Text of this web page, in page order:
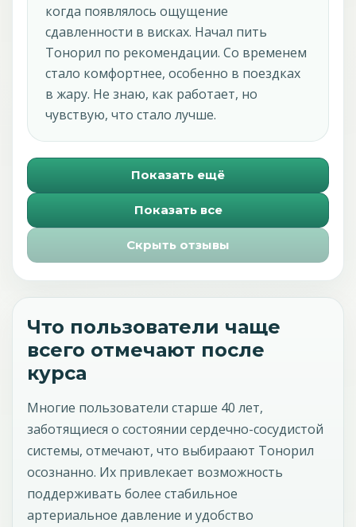
когда появлялось ощущение
сдавленности в висках. Начал пить
Тонорил по рекомендации. Со временем
стало комфортнее, особенно в поездках
в жару. Не знаю, как работает, но
чувствую, что стало лучше.
Показать ещё
Показать все
Скрыть отзывы
Что пользователи чаще
всего отмечают после
курса
Многие пользователи старше 40 лет,
заботящиеся о состоянии сердечно-сосудистой
системы, отмечают, что выбираают Тонорил
осознанно. Их привлекает возможность
поддерживать более стабильное
артериальное давление и удобство